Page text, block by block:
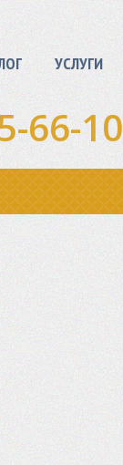
УСЛУГИ
66-10